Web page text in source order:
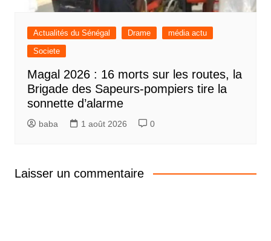
Actualités du Sénégal Drame
média actu
Societe
Magal 2026 : 16 morts sur les routes, la
Brigade des Sapeurs-pompiers tire la
sonnette d’alarme
baba 1 août 2026 0
Laisser un commentaire